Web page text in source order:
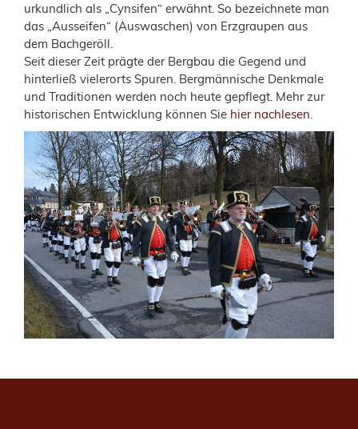
urkundlich als „Cynsifen“ erwähnt. So bezeichnete man
das „Ausseifen“ (Auswaschen) von Erzgraupen aus
dem Bachgeröll.
Seit dieser Zeit prägte der Bergbau die Gegend und
hinterließ vielerorts Spuren. Bergmännische Denkmale
und Traditionen werden noch heute gepflegt. Mehr zur
historischen Entwicklung können Sie hier nachlesen.